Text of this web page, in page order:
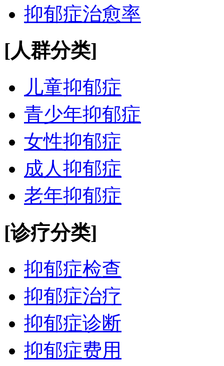
抑郁症治愈率
[人群分类]
儿童抑郁症
青少年抑郁症
女性抑郁症
成人抑郁症
老年抑郁症
[诊疗分类]
抑郁症检查
抑郁症治疗
抑郁症诊断
抑郁症费用